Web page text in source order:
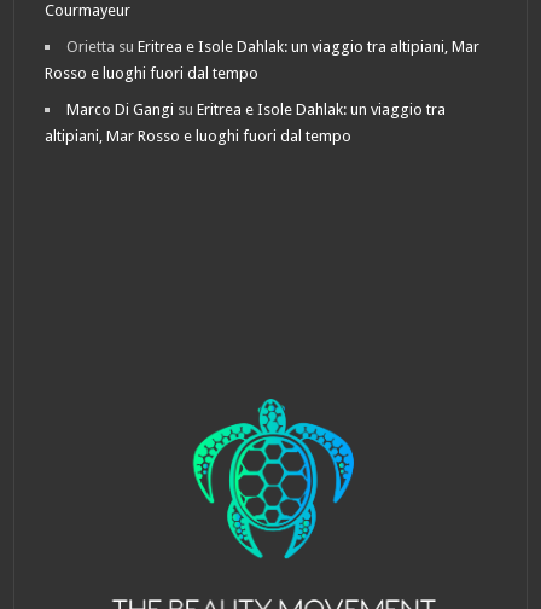
Courmayeur
Orietta suEritrea e Isole Dahlak: un viaggio tra altipiani, Mar
Rosso e luoghi fuori dal tempo
Marco Di Gangi suEritrea e Isole Dahlak: un viaggio tra
altipiani, Mar Rosso e luoghi fuori dal tempo